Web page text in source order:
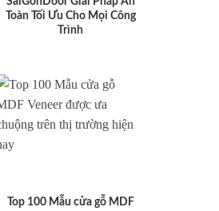
Toàn Tối Ưu Cho Mọi Công
Trình
Top 100 Mẫu cửa gỗ MDF